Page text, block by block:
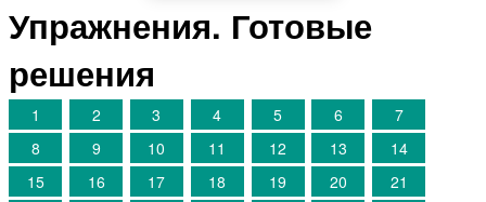
Упражнения. Готовые
решения
1 2 3 4 5 6
7
8
9 10 11 12 13
14
15
16 17 18 19 20
21